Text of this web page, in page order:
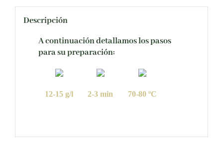
Descripción
A continuación detallamos los pasos
para su preparación:
12-15 g/l 2-3 min 70-80 ºC